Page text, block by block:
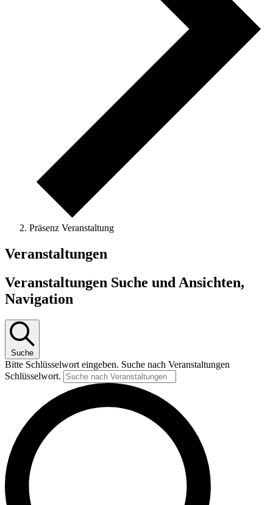
Präsenz Veranstaltung
Veranstaltungen
Veranstaltungen Suche und Ansichten,
Navigation
Suche
Bitte Schlüsselwort eingeben. Suche nach Veranstaltungen
Schlüsselwort.